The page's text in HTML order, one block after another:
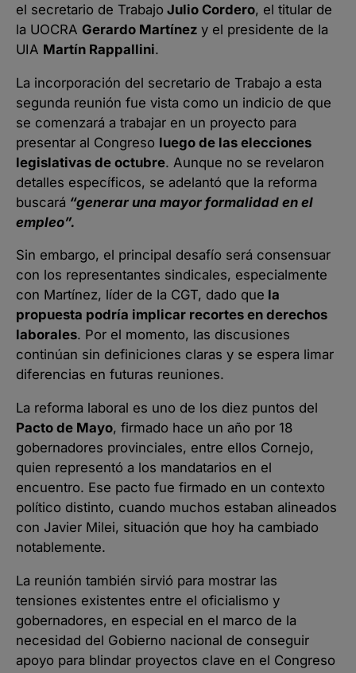
el secretario de Trabajo Julio Cordero, el titular de
la UOCRA Gerardo Martínez y el presidente de la
UIA Martín Rappallini.
La incorporación del secretario de Trabajo a esta
segunda reunión fue vista como un indicio de que
se comenzará a trabajar en un proyecto para
presentar al Congreso luego de las elecciones
legislativas de octubre. Aunque no se revelaron
detalles específicos, se adelantó que la reforma
buscará “generar una mayor formalidad en el
empleo”.
Sin embargo, el principal desafío será consensuar
con los representantes sindicales, especialmente
con Martínez, líder de la CGT, dado que la
propuesta podría implicar recortes en derechos
laborales. Por el momento, las discusiones
continúan sin definiciones claras y se espera limar
diferencias en futuras reuniones.
La reforma laboral es uno de los diez puntos del
Pacto de Mayo, firmado hace un año por 18
gobernadores provinciales, entre ellos Cornejo,
quien representó a los mandatarios en el
encuentro. Ese pacto fue firmado en un contexto
político distinto, cuando muchos estaban alineados
con Javier Milei, situación que hoy ha cambiado
notablemente.
La reunión también sirvió para mostrar las
tensiones existentes entre el oficialismo y
gobernadores, en especial en el marco de la
necesidad del Gobierno nacional de conseguir
apoyo para blindar proyectos clave en el Congreso